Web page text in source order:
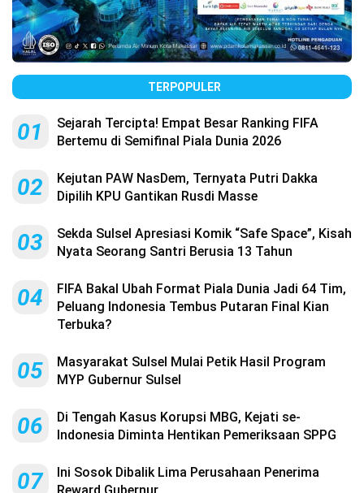
TERPOPULER
01
Sejarah Tercipta! Empat Besar Ranking FIFA
Bertemu di Semifinal Piala Dunia 2026
02
Kejutan PAW NasDem, Ternyata Putri Dakka
Dipilih KPU Gantikan Rusdi Masse
03
Sekda Sulsel Apresiasi Komik “Safe Space”, Kisah
Nyata Seorang Santri Berusia 13 Tahun
04
FIFA Bakal Ubah Format Piala Dunia Jadi 64 Tim,
Peluang Indonesia Tembus Putaran Final Kian
Terbuka?
05
Masyarakat Sulsel Mulai Petik Hasil Program
MYP Gubernur Sulsel
06
Di Tengah Kasus Korupsi MBG, Kejati se-
Indonesia Diminta Hentikan Pemeriksaan SPPG
07
Ini Sosok Dibalik Lima Perusahaan Penerima
Reward Gubernur